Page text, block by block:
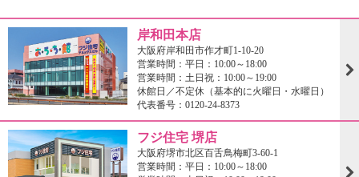
岸和田本店
大阪府岸和田市作才町1-10-20
営業時間：平日：10:00～18:00
営業時間：土日祝：10:00～19:00
休館日／不定休（基本的に火曜日・水曜日）
代表番号：0120-24-8373
フジ住宅 堺店
大阪府堺市北区百舌鳥梅町3-60-1
営業時間：平日：10:00～18:00